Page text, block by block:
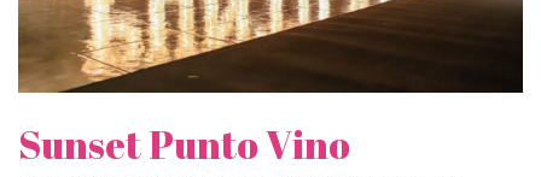
Sunset Punto Vino